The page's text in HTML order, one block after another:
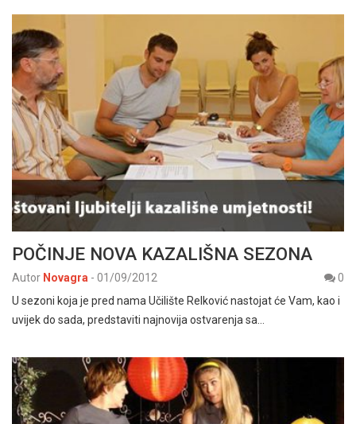
POČINJE NOVA KAZALIŠNA SEZONA
Autor Novagra - 01/09/2012
0
U sezoni koja je pred nama Učilište Relković nastojat će Vam, kao i
uvijek do sada, predstaviti najnovija ostvarenja sa…